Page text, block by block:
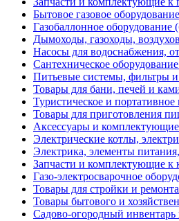
Бытовое газовое
Газобаллонное
Дымоходы, газоходы,
Насосы для водоснабжения,
Сантехническое
Питьевые системы, фильтры
Товары для бани, печей и
Туристическое и
Товары для приготовления
Аксессуары и
Электрические котлы,
Электрика, элементы
Запчасти и комплектующие к
Газо-электросварочное
Товары для стройки и ремонта
Товары бытового и
Садово-огородный инвентарь